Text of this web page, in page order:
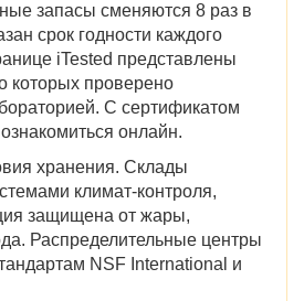
запасы сменяются 8 раз в
срок годности каждого
iTested представлены
которых проверено
С сертификатом
онлайн.
хранения. Склады
климат-контроля,
защищена от жары,
Распределительные центры
NSF International и